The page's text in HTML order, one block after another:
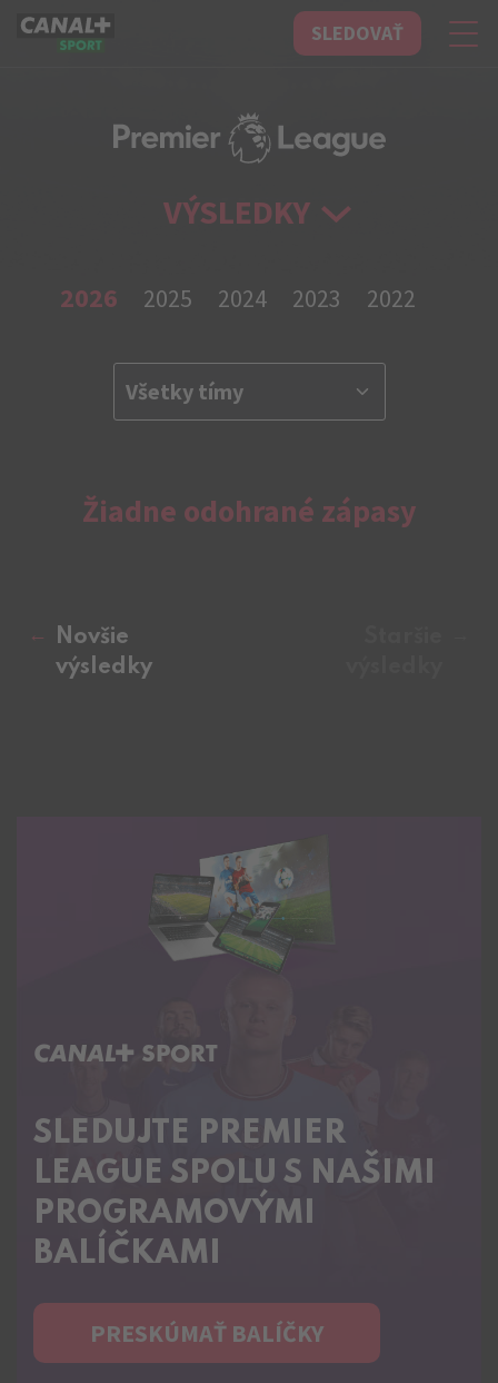
CANAL+ Sport SLEDOVAŤ
VÝSLEDKY
2026 2025 2024 2023 2022
Žiadne odohrané zápasy
Novšie
výsledky
C+ SPORT
SLEDUJTE PREMIER
LEAGUE SPOLU S NAŠIMI
PROGRAMOVÝMI
BALÍČKAMI
PRESKÚMAŤ BALÍČKY